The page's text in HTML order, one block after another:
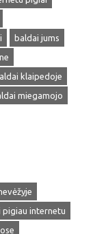
baldai jums
klaipedoje
miegamojo
pigiau internetu